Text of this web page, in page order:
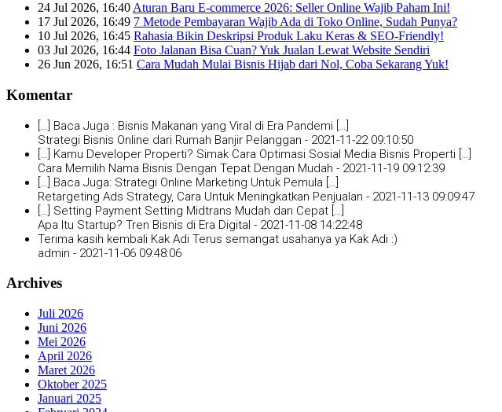
24 Jul 2026, 16:40 Aturan Baru E-commerce 2026: Seller Online Wajib Paham Ini!
17 Jul 2026, 16:49 7 Metode Pembayaran Wajib Ada di Toko Online, Sudah Punya?
10 Jul 2026, 16:45 Rahasia Bikin Deskripsi Produk Laku Keras & SEO-Friendly!
03 Jul 2026, 16:44 Foto Jalanan Bisa Cuan? Yuk Jualan Lewat Website Sendiri
26 Jun 2026, 16:51 Cara Mudah Mulai Bisnis Hijab dari Nol, Coba Sekarang Yuk!
Komentar
[…] Baca Juga : Bisnis Makanan yang Viral di Era Pandemi […]
Strategi Bisnis Online dari Rumah Banjir Pelanggan - 2021-11-22 09:10:50
[…] Kamu Developer Properti? Simak Cara Optimasi Sosial Media Bisnis Properti […]
Cara Memilih Nama Bisnis Dengan Tepat Dengan Mudah - 2021-11-19 09:12:39
[…] Baca Juga: Strategi Online Marketing Untuk Pemula […]
Retargeting Ads Strategy, Cara Untuk Meningkatkan Penjualan - 2021-11-13 09:09:47
[…] Setting Payment Setting Midtrans Mudah dan Cepat […]
Apa Itu Startup? Tren Bisnis di Era Digital - 2021-11-08 14:22:48
Terima kasih kembali Kak Adi Terus semangat usahanya ya Kak Adi :)
admin - 2021-11-06 09:48:06
Archives
Juli 2026
Juni 2026
Mei 2026
April 2026
Maret 2026
Oktober 2025
Januari 2025